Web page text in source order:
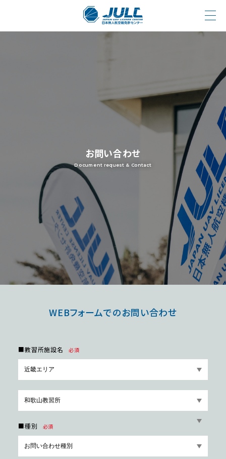
お問い合わせ
Document request & Contact
WEBフォームでのお問い合わせ
■教習所施設名 必須
■種別 必須